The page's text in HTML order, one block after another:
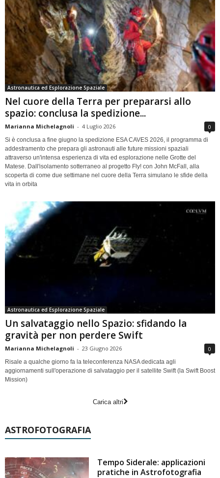
Astronautica ed Esplorazione Spaziale
Nel cuore della Terra per prepararsi allo
spazio: conclusa la spedizione...
Marianna Michelagnoli - 4 Luglio 2026 0
Si è conclusa a fine giugno la spedizione ESA CAVES 2026, il programma di
addestramento che prepara gli astronauti alle future missioni spaziali
attraverso un'intensa esperienza di vita ed esplorazione nelle Grotte del
Matese. Dall'isolamento sotterraneo al progetto Fly! con John McFall, alla
scoperta di come due settimane nel cuore della Terra simulano le sfide della
vita in orbita
Astronautica ed Esplorazione Spaziale
Un salvataggio nello Spazio: sfidando la
gravità per non perdere Swift
Marianna Michelagnoli - 23 Giugno 2026 0
Risale a qualche giorno fa la teleconferenza NASA dedicata agli
aggiornamenti sull'operazione di salvataggio per il satellite Swift (la Swift Boost
Mission)
Carica altri
ASTROFOTOGRAFIA
Tempo Siderale: applicazioni
pratiche in Astrofotografia